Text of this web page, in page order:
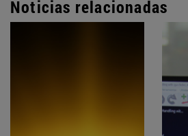
Noticias relacionadas